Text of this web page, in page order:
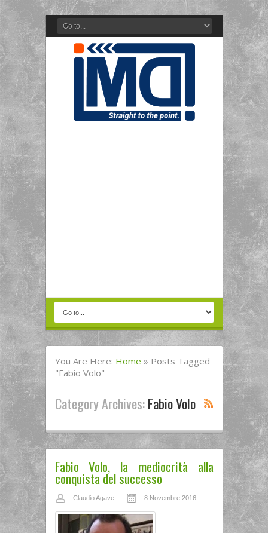
You Are Here: Home » Posts Tagged
"Fabio Volo"
Category Archives:Fabio Volo
Fabio Volo, la mediocrità alla
conquista del successo
Claudio Agave 8 Novembre 2016